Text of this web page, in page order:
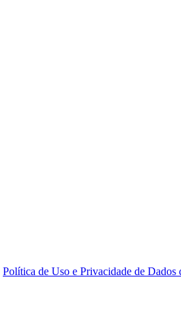
Política de Uso e Privacidade de Dados